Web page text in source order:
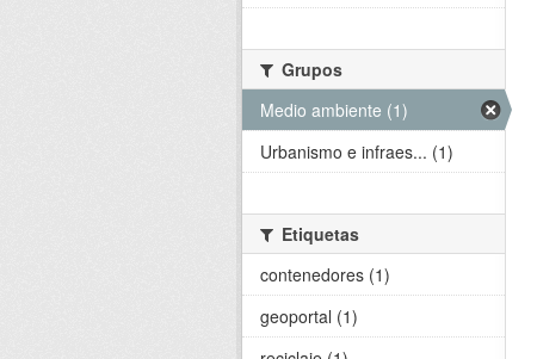
Grupos
Medio ambiente (1)
Urbanismo e infraes... (1)
Etiquetas
contenedores (1)
geoportal (1)